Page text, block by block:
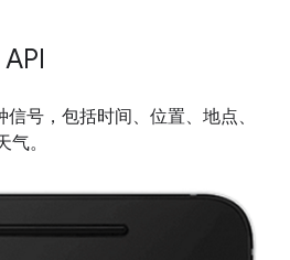
号，包括时间、位置、地点、
。